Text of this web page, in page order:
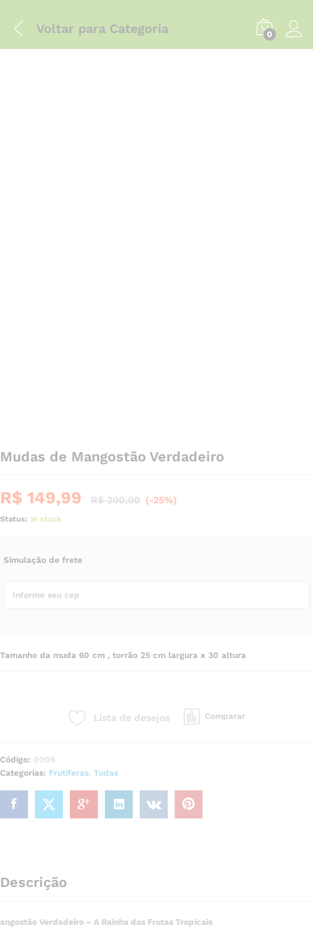
Voltar para Categoria 0
Mudas de Mangostão Verdadeiro
R$ 149,99 R$200,00 (-25%)
Status: In stock
Simulação de frete
Tamanho da muda 60 cm , torrão 25 cm largura x 30 altura
Lista de desejos Comparar
Código: 0006
Categorias: Frutíferas, Todas
Descrição
angostão Verdadeiro – A Rainha das Frutas Tropicais